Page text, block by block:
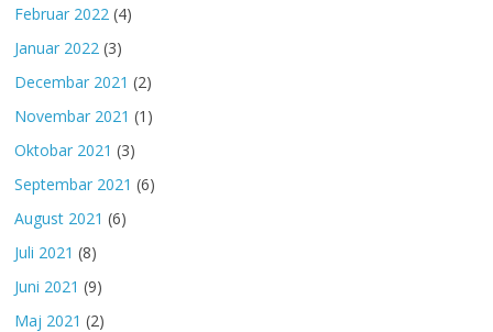
Februar 2022 (4)
Januar 2022 (3)
Decembar 2021 (2)
Novembar 2021 (1)
Oktobar 2021 (3)
Septembar 2021 (6)
August 2021 (6)
Juli 2021 (8)
Juni 2021 (9)
Maj 2021 (2)